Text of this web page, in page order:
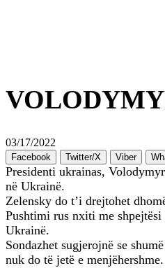
03/17/2022
Facebook Twitter/X Viber
Presidenti ukrainas,
në Ukrainë.
Zelensky do t’i drejtohet
Pushtimi rus nxiti me
Ukrainë.
Sondazhet sugjerojnë se
nuk do të jetë e